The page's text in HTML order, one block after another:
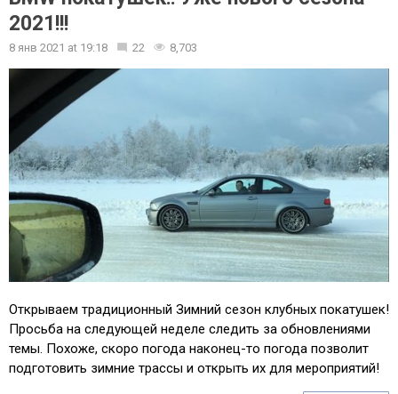
2021!!!
8 янв 2021 at 19:18 22 8,703
Открываем традиционный Зимний сезон клубных покатушек!
Просьба на следующей неделе следить за обновлениями
темы. Похоже, скоро погода наконец-то погода позволит
подготовить зимние трассы и открыть их для мероприятий!